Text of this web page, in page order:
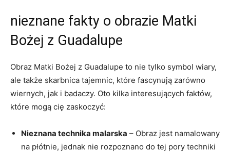
nieznane fakty o obrazie Matki
Bożej z Guadalupe
Obraz Matki Bożej ‌z⁤ Guadalupe to nie tylko ‍symbol wiary,⁢
ale także skarbnica tajemnic, które‌ fascynują zarówno
wiernych, jak ⁣i badaczy. Oto​ kilka interesujących faktów,
które mogą cię zaskoczyć:
Nieznana technika malarska ⁣– Obraz jest namalowany
na płótnie, jednak ⁤nie rozpoznano do tej pory techniki